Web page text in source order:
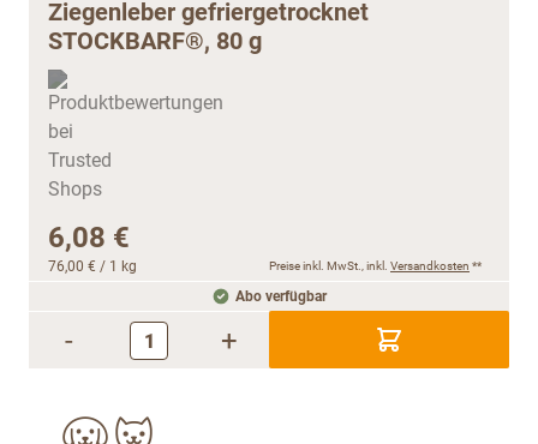
Ziegenleber gefriergetrocknet
STOCKBARF®, 80 g
6,08 €
76,00 € / 1 kg Preise inkl. MwSt., inkl. Versandkosten **
Abo verfügbar
- +